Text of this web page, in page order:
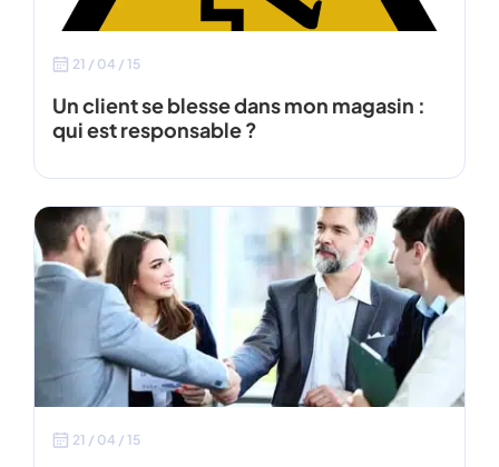
21 / 04 / 15
Un client se blesse dans mon magasin :
qui est responsable ?
21 / 04 / 15